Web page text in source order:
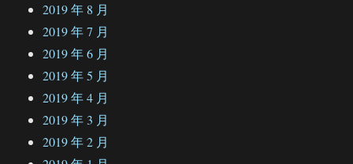
2019 年 8 月
2019 年 7 月
2019 年 6 月
2019 年 5 月
2019 年 4 月
2019 年 3 月
2019 年 2 月